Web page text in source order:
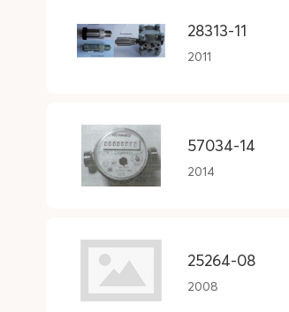
28313-11
2011
57034-14
2014
25264-08
2008